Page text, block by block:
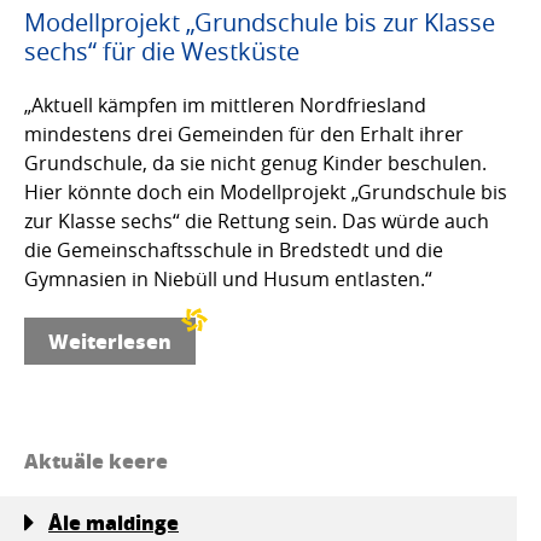
Modellprojekt „Grundschule bis zur Klasse
sechs“ für die Westküste
„Aktuell kämpfen im mittleren Nordfriesland
mindestens drei Gemeinden für den Erhalt ihrer
Grundschule, da sie nicht genug Kinder beschulen.
Hier könnte doch ein Modellprojekt „Grundschule bis
zur Klasse sechs“ die Rettung sein. Das würde auch
die Gemeinschaftsschule in Bredstedt und die
Gymnasien in Niebüll und Husum entlasten.“
Weiterlesen
Aktuäle keere
Åle maldinge